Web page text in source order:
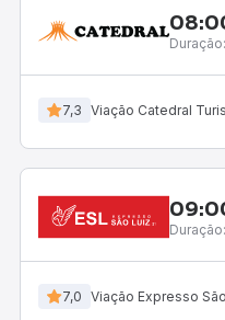
Duração:
7,3 Viação Catedral
Duração:
7,0 Viação Expresso